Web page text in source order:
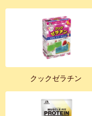
クックゼラチン